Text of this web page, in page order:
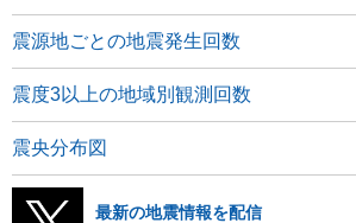
震源地ごとの地震発生回数
震度3以上の地域別観測回数
震央分布図
最新の地震情報を配信